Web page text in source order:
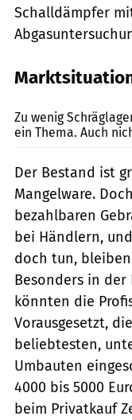
Schalldämpfer
Zu wenig
ein Thema. Auch
Der Bestand ist
Mangelware.
bezahlbaren
bei Händlern,
doch tun,
Besonders in der
könnten die
Vorausgesetzt,
beliebtesten,
Umbauten
4000 bis 5000
beim Privatkauf